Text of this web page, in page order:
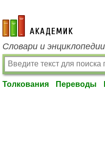
academic.ru
Словари и
Толкования Переводы